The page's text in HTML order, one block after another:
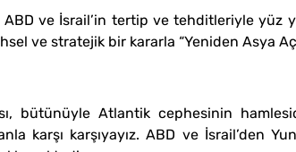
ve İsrail’in tertip ve tehditleriyle yüz
ve stratejik bir kararla “Yeniden Asya
bütünüyle Atlantik cephesinin
karşı karşıyayız. ABD ve İsrail’den